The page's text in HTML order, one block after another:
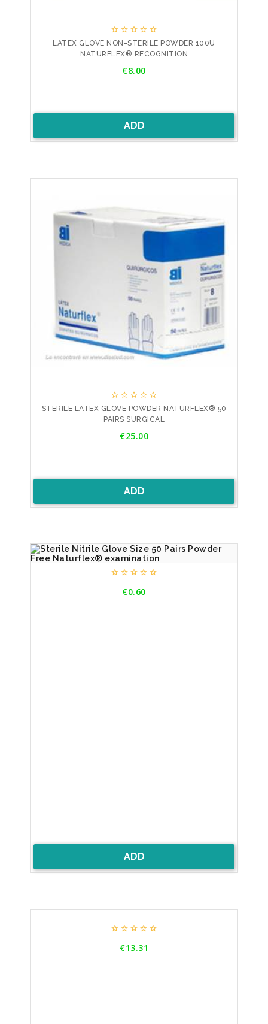
    
LATEX GLOVE NON-STERILE POWDER 100U
NATURFLEX® RECOGNITION
€8.00
ADD
    
STERILE LATEX GLOVE POWDER NATURFLEX® 50
PAIRS SURGICAL
€25.00
ADD
    
€0.60
ADD
    
€13.31